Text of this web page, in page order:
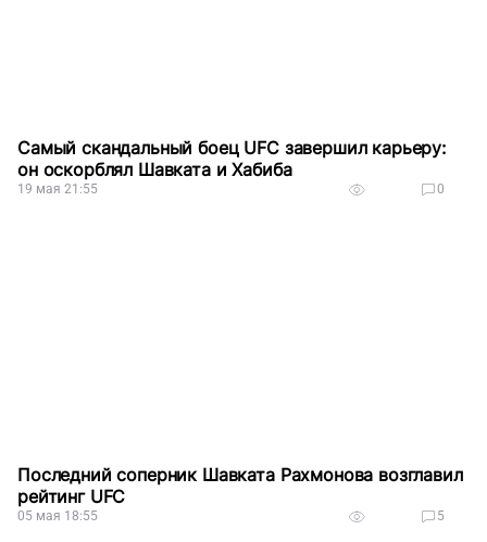
Самый скандальный боец UFC завершил карьеру:
он оскорблял Шавката и Хабиба
19 мая 21:55 0
Последний соперник Шавката Рахмонова возглавил
рейтинг UFC
05 мая 18:55 5